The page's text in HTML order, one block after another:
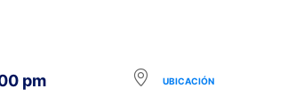
pm UBICACIÓN